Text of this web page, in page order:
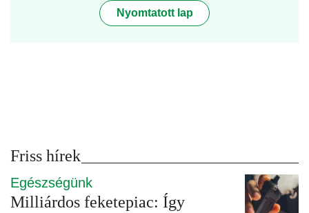
Nyomtatott lap
Friss hírek
Egészségünk
Milliárdos feketepiac: Így